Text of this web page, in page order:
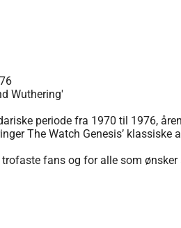
Wuthering'
periode fra 1970 til 1976,
The Watch Genesis’
fans og for alle som